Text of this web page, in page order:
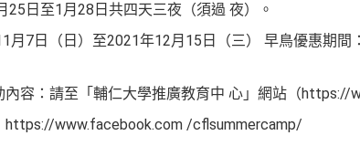
25日至1月28日共四天三夜（須過 夜）。
月7日（日）至2021年12月15日（三） 早鳥優惠期間
容：請至「輔仁大學推廣教育中 心」網站（https://
https://www.facebook.com /cflsummercamp/